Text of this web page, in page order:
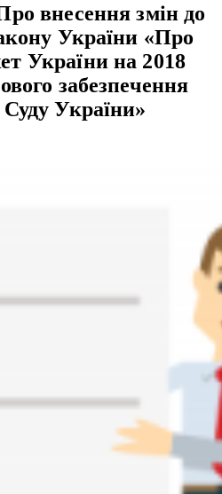
внесення змін до
України «Про
України на 2018
забезпечення
України»